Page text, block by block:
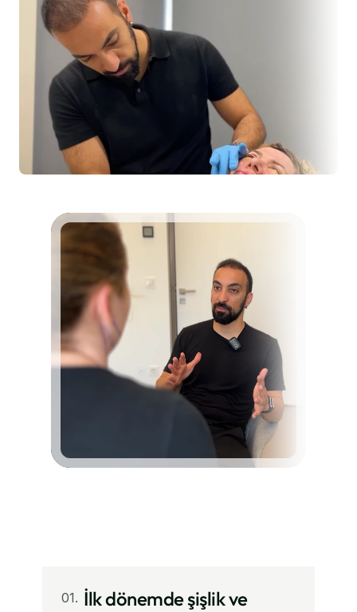
01. İlk dönemde şişlik ve